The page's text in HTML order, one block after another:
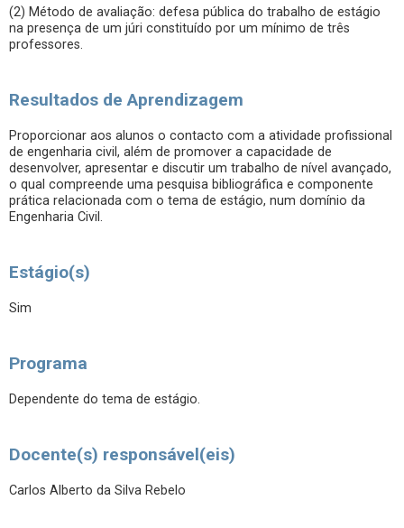
(2) Método de avaliação: defesa pública do trabalho de estágio
na presença de um júri constituído por um mínimo de três
professores.
Resultados de Aprendizagem
Proporcionar aos alunos o contacto com a atividade profissional
de engenharia civil, além de promover a capacidade de
desenvolver, apresentar e discutir um trabalho de nível avançado,
o qual compreende uma pesquisa bibliográfica e componente
prática relacionada com o tema de estágio, num domínio da
Engenharia Civil.
Estágio(s)
Sim
Programa
Dependente do tema de estágio.
Docente(s) responsável(eis)
Carlos Alberto da Silva Rebelo